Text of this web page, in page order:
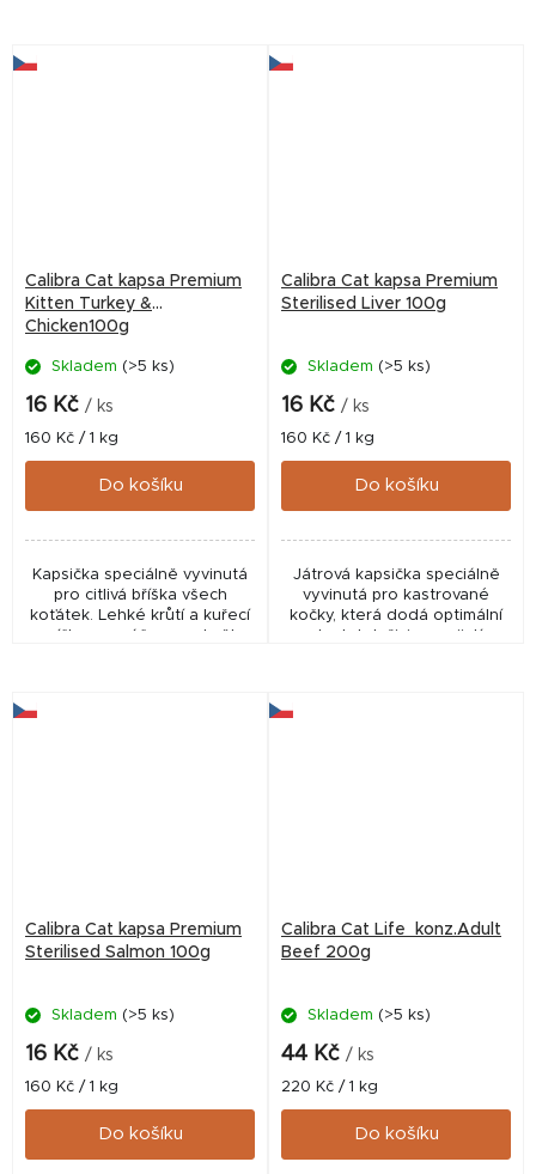
Calibra Cat kapsa Premium
Kitten Turkey &
Chicken100g
Skladem (>5 ks)
16 Kč / ks
Měrná
cena:
160 Kč / 1 kg
Do košíku
Kapsička speciálně vyvinutá
pro citlivá bříška všech
koťátek. Lehké krůtí a kuřecí
Calibra Cat kapsa Premium
Sterilised Liver 100g
Skladem (>5 ks)
16 Kč / ks
Měrná
cena:
160 Kč / 1 kg
Do košíku
Játrová kapsička speciálně
vyvinutá pro kastrované
kočky, která dodá optimální
Calibra Cat kapsa Premium
Sterilised Salmon 100g
Skladem (>5 ks)
16 Kč / ks
Měrná
cena:
160 Kč / 1 kg
Do košíku
Calibra Cat Life konz.Adult
Beef 200g
Skladem (>5 ks)
44 Kč / ks
Měrná
cena:
220 Kč / 1 kg
Do košíku